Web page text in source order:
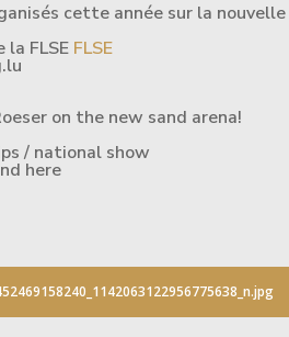
cette année sur la
FLSE FLSE
on the new sand arena!
/ national show
here